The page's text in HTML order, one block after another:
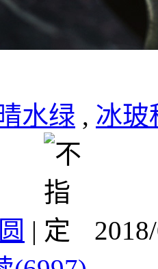
水绿 , 冰玻
|